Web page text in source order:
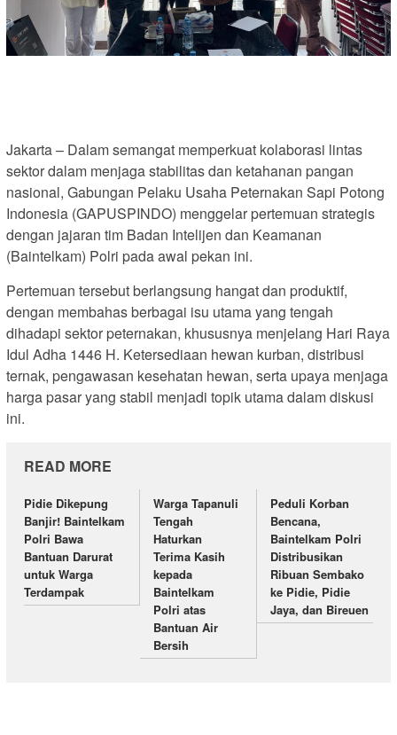
Jakarta – Dalam semangat memperkuat kolaborasi lintas
sektor dalam menjaga stabilitas dan ketahanan pangan
nasional, Gabungan Pelaku Usaha Peternakan Sapi Potong
Indonesia (GAPUSPINDO) menggelar pertemuan strategis
dengan jajaran tim Badan Intelijen dan Keamanan
(Baintelkam) Polri pada awal pekan ini.
Pertemuan tersebut berlangsung hangat dan produktif,
dengan membahas berbagai isu utama yang tengah
dihadapi sektor peternakan, khususnya menjelang Hari Raya
Idul Adha 1446 H. Ketersediaan hewan kurban, distribusi
ternak, pengawasan kesehatan hewan, serta upaya menjaga
harga pasar yang stabil menjadi topik utama dalam diskusi
ini.
READ MORE
Pidie Dikepung
Banjir! Baintelkam
Polri Bawa
Bantuan Darurat
untuk Warga
Terdampak
Warga Tapanuli
Tengah
Haturkan
Terima Kasih
kepada
Baintelkam
Polri atas
Bantuan Air
Bersih
Peduli Korban
Bencana,
Baintelkam Polri
Distribusikan
Ribuan Sembako
ke Pidie, Pidie
Jaya, dan Bireuen